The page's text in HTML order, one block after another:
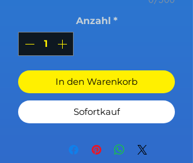
Anzahl *
In den Warenkorb
Sofortkauf